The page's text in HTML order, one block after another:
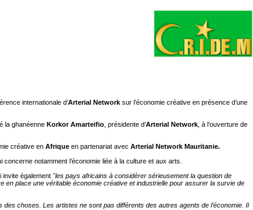
internationale d’Arterial Network sur l’économie créative en présence d’une
la ghanéenne Korkor Amarteifio, présidente d’Arterial Network, à l’ouverture de
créative en Afrique en partenariat avec Arterial Network Mauritanie.
concerne notamment l’économie liée à la culture et aux arts.
invite également "les pays africains à considérer sérieusement la question de
en place une véritable économie créative et industrielle pour assurer la survie de
des choses. Les artistes ne sont pas différents des autres agents de l’économie. Il